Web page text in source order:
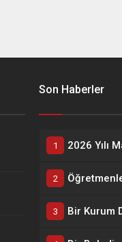
Son Haberler